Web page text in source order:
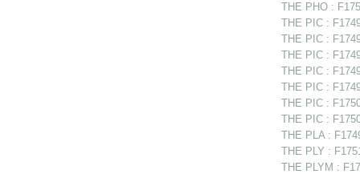
THE PHO :
THE PIC :
THE PIC :
THE PIC :
THE PIC :
THE PIC :
THE PIC :
THE PIC :
THE PLA :
THE PLY :
THE PLYM :